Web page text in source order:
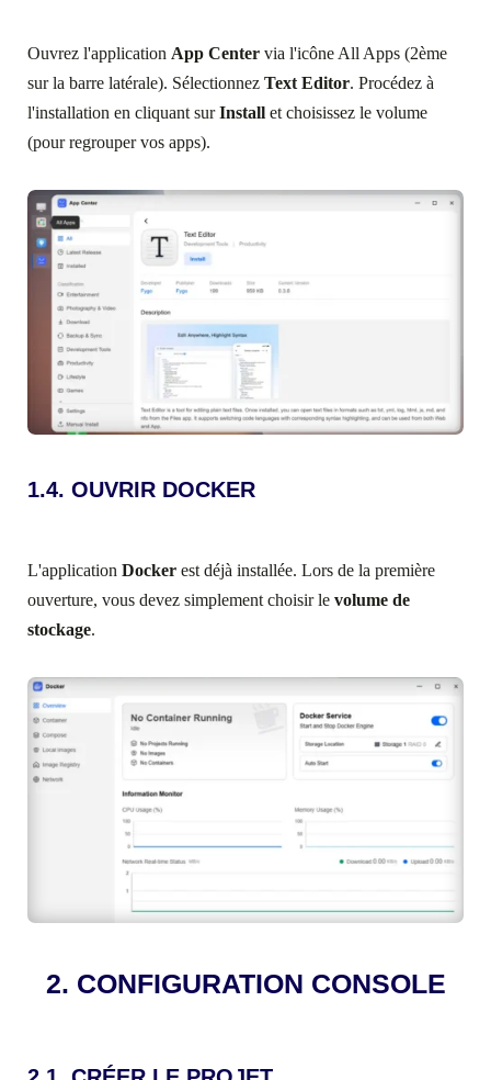
Ouvrez l'application App Center via l'icône All Apps (2ème
sur la barre latérale). Sélectionnez Text Editor. Procédez à
l'installation en cliquant surInstall et choisissez le volume
(pour regrouper vos apps).
1.4. OUVRIR DOCKER
L'application Docker est déjà installée. Lors de la première
ouverture, vous devez simplement choisir le volume de
stockage.
2. CONFIGURATION CONSOLE